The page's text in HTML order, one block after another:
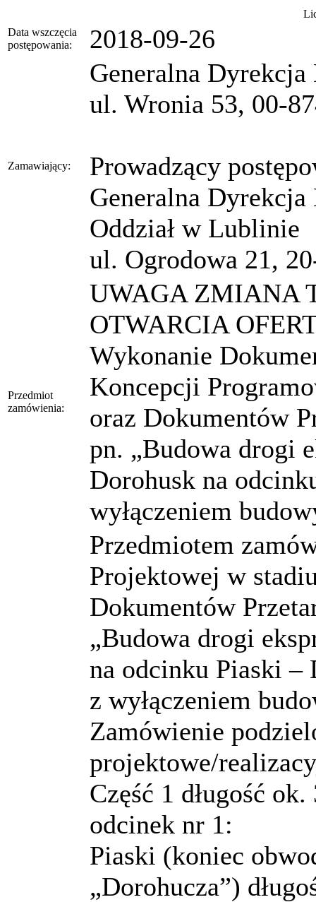
Data wszczęcia
postępowania:
2018-09-26
Zamawiający:
Generalna
ul. Wronia 53, 00-
Prowadzący
Generalna
Oddział w Lublinie
ul. Ogrodowa 21,
Przedmiot
zamówienia:
UWAGA ZMIANA
OTWARCIA
Wykonanie
Koncepcji
oraz Dokumentów
pn. „Budowa drogi
Dorohusk na
wyłączeniem
Przedmiotem
Projektowej w
Dokumentów
„Budowa drogi
na odcinku Piaski –
z wyłączeniem
Zamówienie
projektowe/
Część 1 długość
odcinek nr 1:
Piaski (koniec
„Dorohucza”)